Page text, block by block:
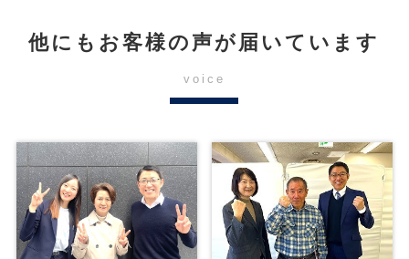
他にもお客様の声が届いています
voice